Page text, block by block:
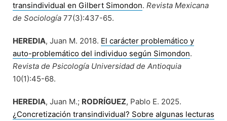
transindividual en Gilbert Simondon. Revista Mexicana
de Sociología 77(3):437-65.
HEREDIA, Juan M. 2018. El carácter problemático y
auto-problemático del individuo según Simondon.
Revista de Psicología Universidad de Antioquia
10(1):45-68.
HEREDIA, Juan M.; RODRÍGUEZ, Pablo E. 2025.
¿Concretización transindividual? Sobre algunas lecturas